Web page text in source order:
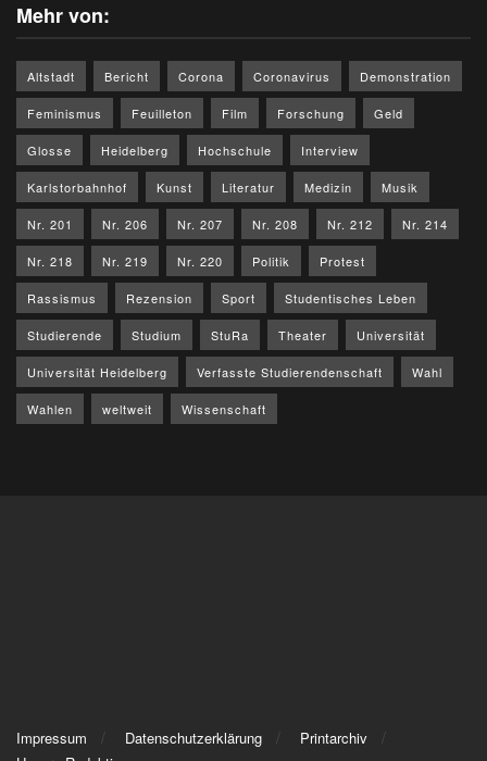
Mehr von:
Altstadt Bericht Corona Coronavirus Demonstration
Feminismus Feuilleton Film Forschung Geld
Glosse Heidelberg Hochschule Interview
Karlstorbahnhof Kunst Literatur Medizin Musik
Nr. 201 Nr. 206 Nr. 207 Nr. 208 Nr. 212 Nr. 214
Nr. 218 Nr. 219 Nr. 220 Politik Protest
Rassismus Rezension Sport Studentisches Leben
Studierende Studium StuRa Theater Universität
Universität Heidelberg Verfasste Studierendenschaft Wahl
Wahlen weltweit Wissenschaft
Impressum Datenschutzerklärung
Printarchiv